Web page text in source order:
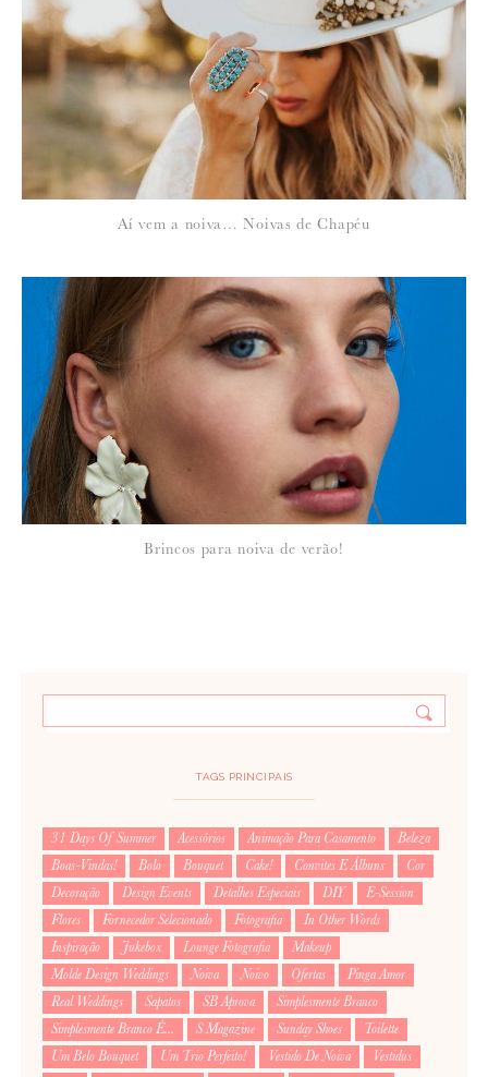
Para saber como tratamos e protegemos os seus dados, leia a nossa
política de privacidade
7 de Março de 2011
JOANAS
Adoramos! São liiiiiiiiiiiiiiiiindos!
16 de Março de 2011
lindos
Aí vem a noiva… Noivas de Chapéu
Brincos para noiva de verão!
TAGS PRINCIPAIS
31 Days Of Summer Acessórios Animação Para Casamento
Beleza
Boas-Vindas!
Bolo Bouquet Cake! Convites E Álbuns
Cor
Decoração
Design Events Detalhes Especiais DIY
E-Session
Flores
Fornecedor Selecionado Fotografia
In Other Words
Inspiração
Jukebox Lounge Fotografia
Makeup
Molde Design Weddings
Noiva Noivo Ofertas
Pinga Amor
Real Weddings
Sapatos SB Aprova
Simplesmente Branco
Simplesmente Branco É...
S Magazine Sunday Shoes
Toilette
Um Belo Bouquet
Um Trio Perfeito! Vestido De Noiva
Vestidus